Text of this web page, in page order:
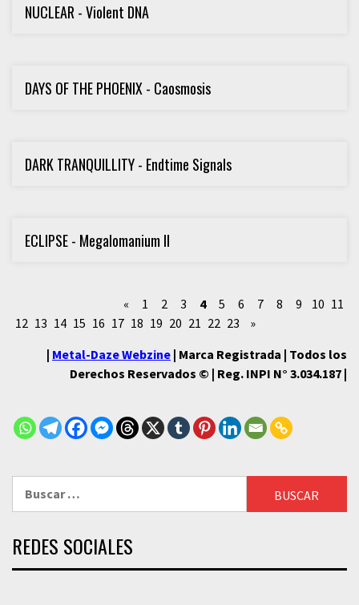
NUCLEAR - Violent DNA
DAYS OF THE PHOENIX - Caosmosis
DARK TRANQUILLITY - Endtime Signals
ECLIPSE - Megalomanium II
« 1 2 3 4 5 6 7 8 9 10 11
12 13 14 15 16 17 18 19 20 21 22 23
»
| Metal-Daze Webzine | Marca Registrada | Todos los
Derechos Reservados © | Reg. INPI N° 3.034.187 |
REDES SOCIALES